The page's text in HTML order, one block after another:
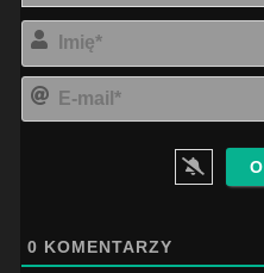
0 KOMENTARZY